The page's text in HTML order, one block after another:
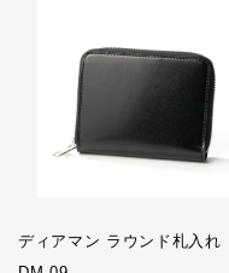
ディアマン ラウンド札入
レインズ
ロイヤル
LIFE IN A
M